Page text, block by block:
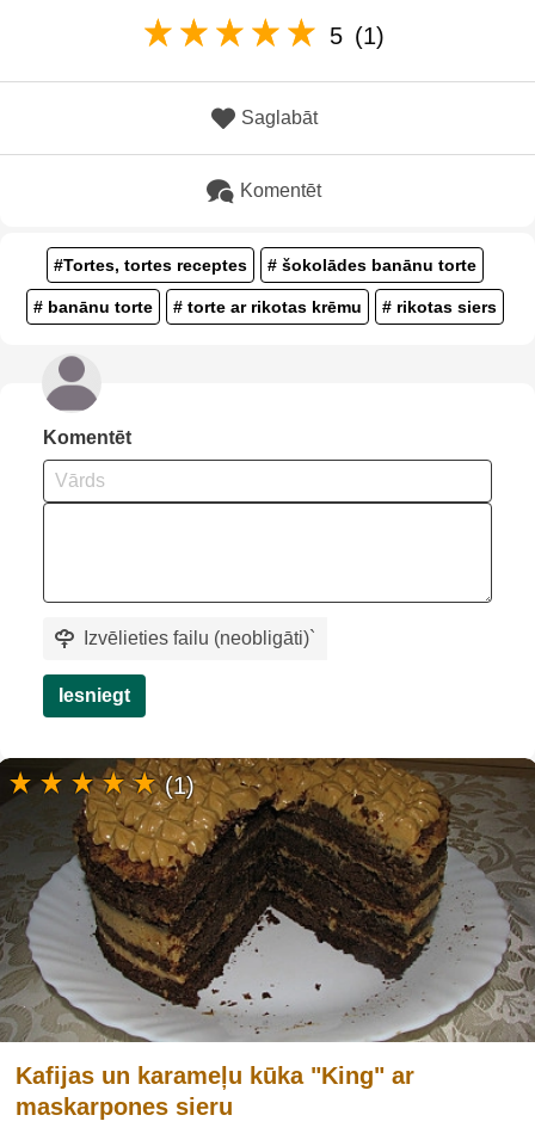
5 (1)
Saglabāt
Komentēt
#Tortes, tortes receptes # šokolādes banānu torte
# banānu torte # torte ar rikotas krēmu # rikotas siers
Komentēt
Izvēlieties failu (neobligāti)`
Iesniegt
Kafijas un karameļu kūka "King" ar
maskarpones sieru
(1)